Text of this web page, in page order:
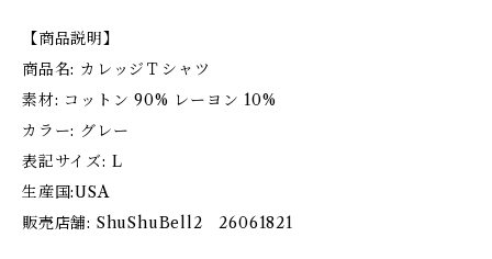
【商品説明】
商品名: カレッジＴシャツ
素材: コットン 90% レーヨン 10%
カラー: グレー
表記サイズ: L
生産国:USA
販売店舗: ShuShuBell2 26061821